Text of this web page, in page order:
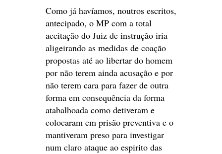
Como já havíamos, noutros escritos,
antecipado, o MP com a total
aceitação do Juiz de instrução iria
aligeirando as medidas de coação
propostas até ao libertar do homem
por não terem ainda acusação e por
não terem cara para fazer de outra
forma em consequência da forma
atabalhoada como detiveram e
colocaram em prisão preventiva e o
mantiveram preso para investigar
num claro ataque ao espirito das